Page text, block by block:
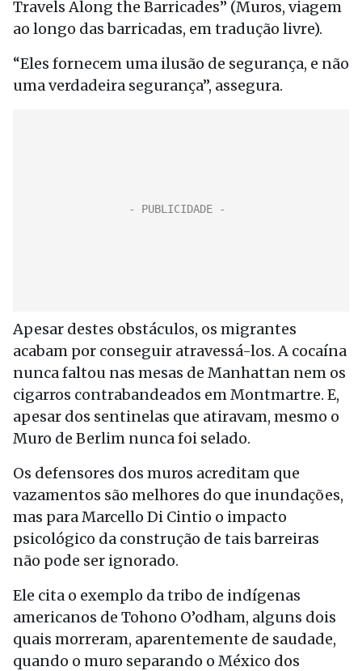
Travels Along the Barricades” (Muros, viagem
ao longo das barricadas, em tradução livre).
“Eles fornecem uma ilusão de segurança, e não
uma verdadeira segurança”, assegura.
Apesar destes obstáculos, os migrantes
acabam por conseguir atravessá-los. A cocaína
nunca faltou nas mesas de Manhattan nem os
cigarros contrabandeados em Montmartre. E,
apesar dos sentinelas que atiravam, mesmo o
Muro de Berlim nunca foi selado.
Os defensores dos muros acreditam que
vazamentos são melhores do que inundações,
mas para Marcello Di Cintio o impacto
psicológico da construção de tais barreiras
não pode ser ignorado.
Ele cita o exemplo da tribo de indígenas
americanos de Tohono O’odham, alguns dois
quais morreram, aparentemente de saudade,
quando o muro separando o México dos